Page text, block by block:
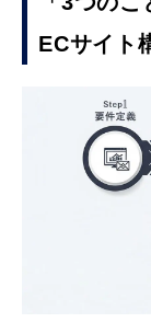
ECサイト